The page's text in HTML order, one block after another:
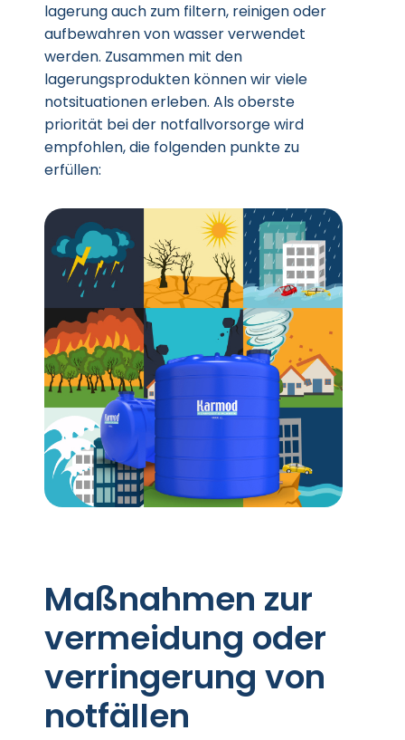
lagerung auch zum filtern, reinigen oder
aufbewahren von wasser verwendet
werden. Zusammen mit den
lagerungsprodukten können wir viele
notsituationen erleben. Als oberste
priorität bei der notfallvorsorge wird
empfohlen, die folgenden punkte zu
erfüllen:
Maßnahmen zur
vermeidung oder
verringerung von
notfällen